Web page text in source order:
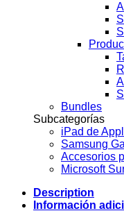
Bundles
Subcategorías
iPad de
Samsung
Accesorios
Microsoft
Description
Información